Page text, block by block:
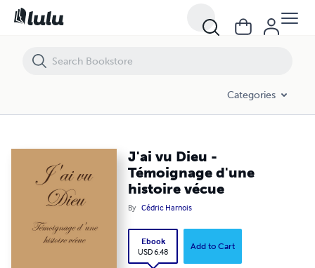
Categories
J'ai vu Dieu -
Témoignage d'une
histoire vécue
By Cédric Harnois
Ebook
USD 6.48
Add to Cart
J'ai vu Dieu - Témoignage d'une histoire vécue